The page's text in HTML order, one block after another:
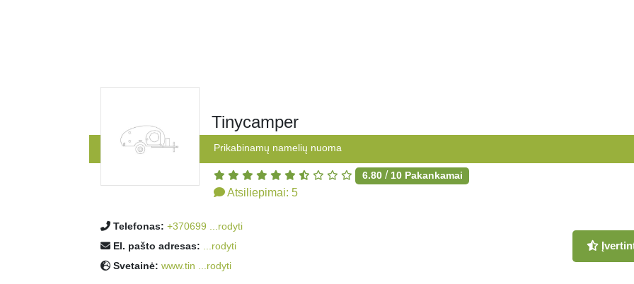
Tinycamper
Prikabinamų namelių nuoma
6.80/ 10 Pakankamai
Atsiliepimai: 5
Telefonas: +370699 ...rodyti
El. pašto adresas: ...rodyti
Svetainė: www.tin ...rodyti